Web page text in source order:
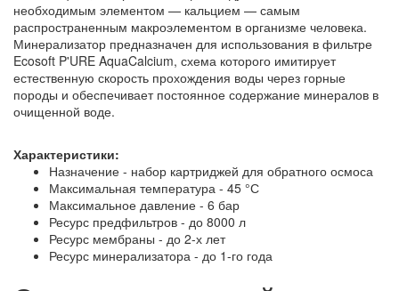
необходимым элементом — кальцием — самым
распространенным макроэлементом в организме человека.
Минерализатор предназначен для использования в фильтре
Ecosoft P'URE AquaCalcium, схема которого имитирует
естественную скорость прохождения воды через горные
породы и обеспечивает постоянное содержание минералов в
очищенной воде.
Характеристики:
Назначение - набор картриджей для обратного осмоса
Максимальная температура - 45 °С
Максимальное давление - 6 бар
Ресурс предфильтров - до 8000 л
Ресурс мембраны - до 2-х лет
Ресурс минерализатора - до 1-го года